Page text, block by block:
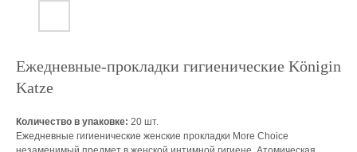
Ежедневные-прокладки гигиенические Königin
Katze
Количество в упаковке: 20 шт.
Ежедневные гигиенические женские прокладки More Choice